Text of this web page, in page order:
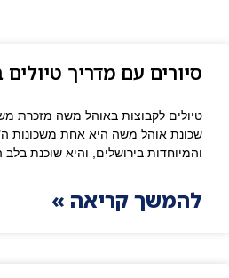
סיורים עם מדריך
טיולים לקבוצות באוהל משה מזכרת
שכונת אוהל משה היא אחת משכונות
והמיוחדות בירושלים, והיא שוכנת
להמשך קריאה »